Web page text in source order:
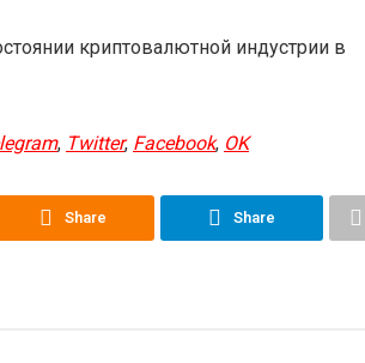
криптовалютной индустрии в
, Twitter, Facebook, OK
Share Share